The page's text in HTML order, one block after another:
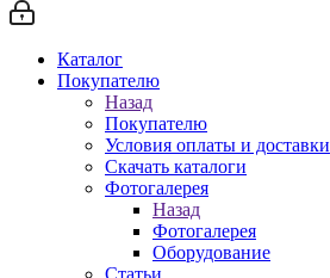
Каталог
Покупателю
Назад
Покупателю
Условия оплаты и доставки
Скачать каталоги
Фотогалерея
Назад
Фотогалерея
Оборудование
Статьи